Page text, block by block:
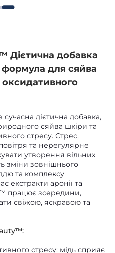
Дієтична добавка
для сяйва
оксидативного
дієтична добавка,
сяйва шкіри та
стресу. Стрес,
та нерегулярне
утворення вільних
зміни зовнішнього
та комплексу
екстракти аронії та
працює зсередини,
свіжою, яскравою та
стресу: мідь сприяє